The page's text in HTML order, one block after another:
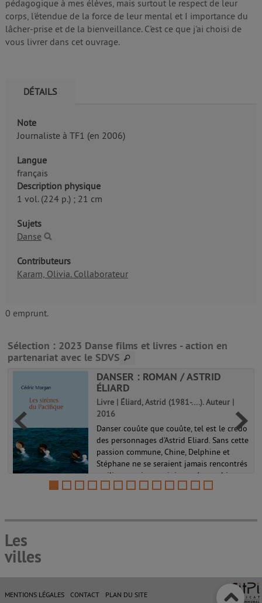
pédagogique à mes élèves, mais surtout le respect de leur
corps, l'étendue de la force de leur mental et I importance du
lâcher-prise et de la bienveillance. C'est ce que j'ai choisi de
vous livrer dans cet ouvrage.
DÉTAILS
Note
Journaliste à TF1 (en 2006)
Langue
français
Description physique
1 vol. (224 p.) ; 21 cm
Sujets
Danse
Contributeurs
Karam, Olivia. Collaborateur
0 emprunt.
Sélection : 2023 Danse films et livres - action en
partenariat avec le SDVS
DANSER : ROMAN / ASTRID
ÉLIARD
Livre | Éliard, Astrid (1981-....). Auteur |
2016
Danser couûte que couûte, tel est le credo
des personnages d'Astrid Eliard. Sans cette
passion commune, Chine, Delphine et
Stéphane ne se seraient jamais rencontrés
: milieux sociaux, origines géographiques,
motivations, histoires...
Les
villes
MENTIONS LÉGALES CONTACT PLAN DU SITE